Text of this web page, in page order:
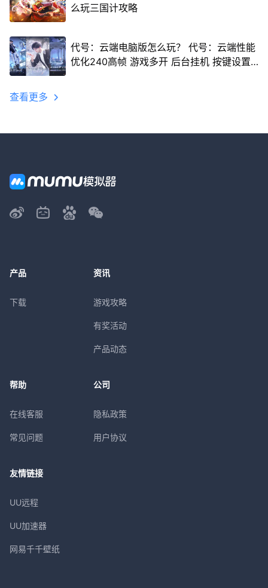
么玩三国计攻略
代号：云端电脑版怎么玩？ 代号：云端性能
优化240高帧 游戏多开 后台挂机 按键设置
查看更多
产品
下载
资讯
游戏攻略
有奖活动
产品动态
帮助
在线客服
常见问题
公司
隐私政策
用户协议
友情链接
UU远程
UU加速器
网易千千壁纸